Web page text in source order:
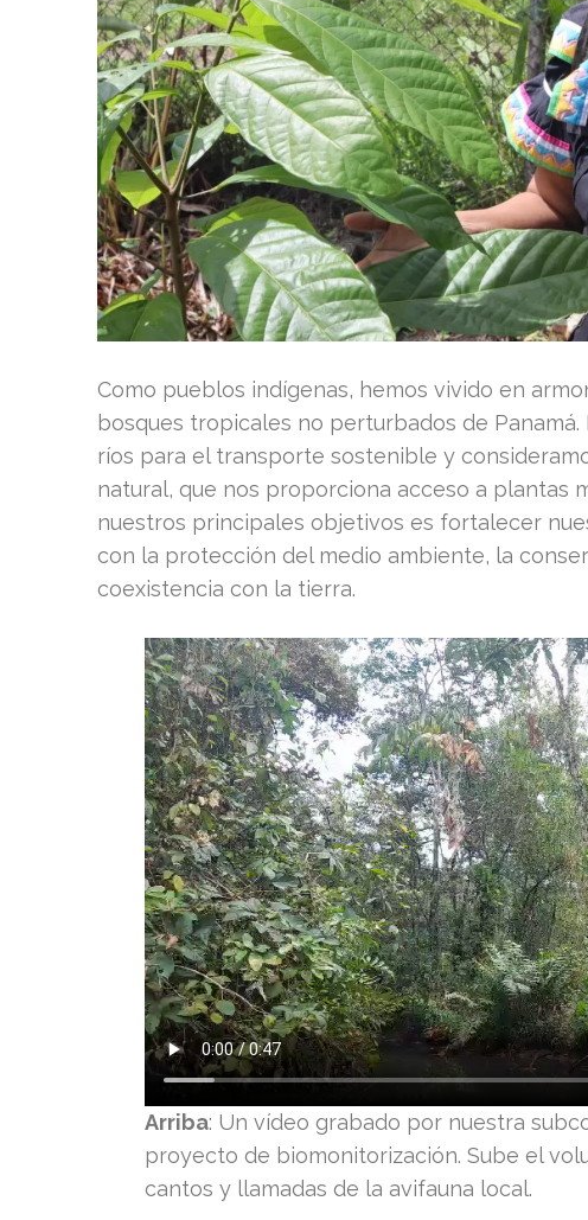
Como pueblos indígenas, hemos vivido en
bosques tropicales no perturbados de
ríos para el transporte sostenible y
natural, que nos proporciona acceso a plantas
nuestros principales objetivos es fortalecer
con la protección del medio ambiente, la
coexistencia con la tierra.
Arriba: Un vídeo grabado por nuestra
proyecto de biomonitorización. Sube el
cantos y llamadas de la avifauna local.